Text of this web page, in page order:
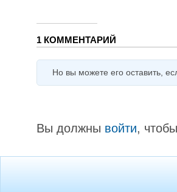
1 КОММЕНТАРИЙ
Но вы можете его оставить,
Вы должны войти,